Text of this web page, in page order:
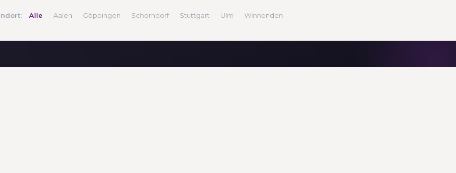
Alle · Aalen · Göppingen · Schorndorf · Stuttgart · Ulm · Winnenden